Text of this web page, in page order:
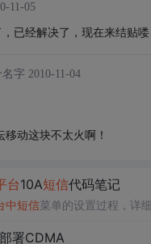
11-05
已经解决了，现在来结贴喽
字 2010-11-04
动这块不太火啊！
台10A短信代码笔记
中短信菜单的设置过程，详
署CDMA